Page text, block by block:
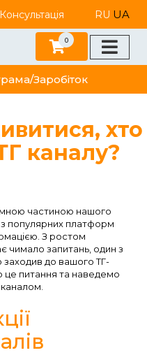
Консультація RU UA
Заробіток
0
хто
каналу?
частиною нашого
популярних платформ
З ростом
чимало запитань, один з
заходив до вашого ТГ-
це питання та наведемо